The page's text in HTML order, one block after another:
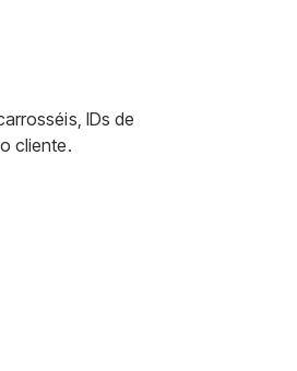
IDs de
cliente.